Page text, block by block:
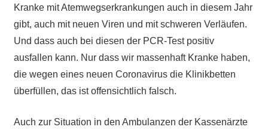
Kranke mit Atemwegserkrankungen auch in diesem Jahr
gibt, auch mit neuen Viren und mit schweren Verläufen.
Und dass auch bei diesen der PCR-Test positiv
ausfallen kann. Nur dass wir massenhaft Kranke haben,
die wegen eines neuen Coronavirus die Klinikbetten
überfüllen, das ist offensichtlich falsch.
Auch zur Situation in den Ambulanzen der Kassenärzte